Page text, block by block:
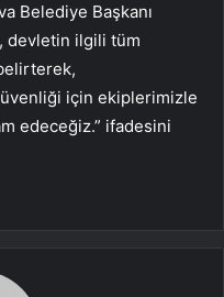
Belediye Başkanı
devletin ilgili tüm
için ekiplerimizle
edeceğiz.” ifadesini